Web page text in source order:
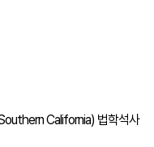
California) 법학석사